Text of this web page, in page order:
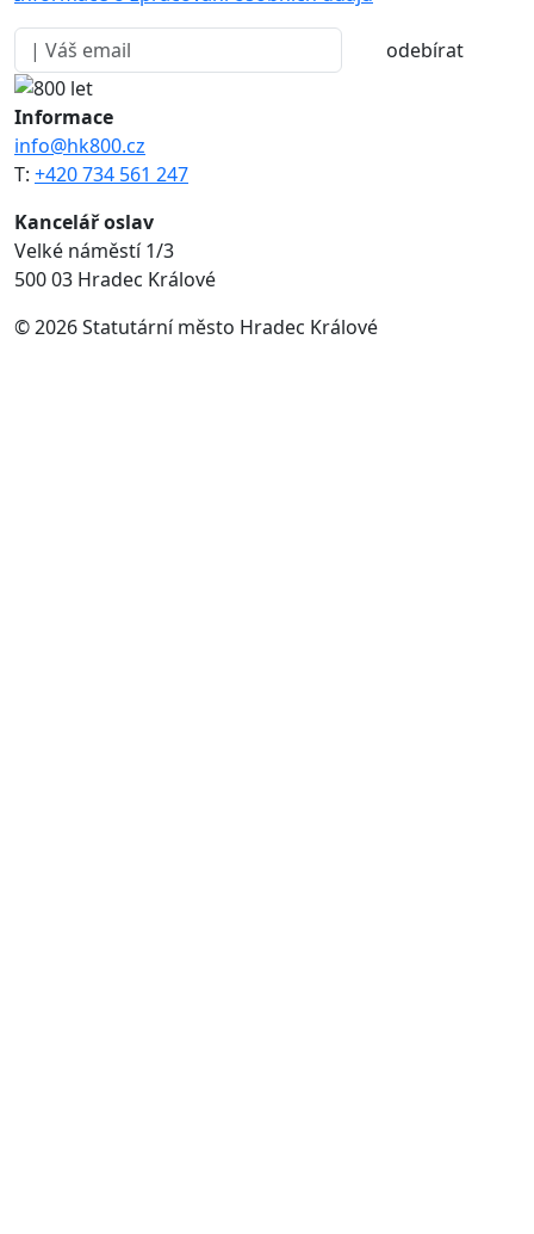
odebírat
Informace
info@hk800.cz
T: +420 734 561 247
Kancelář oslav
Velké náměstí 1/3
500 03 Hradec Králové
© 2026 Statutární město Hradec Králové